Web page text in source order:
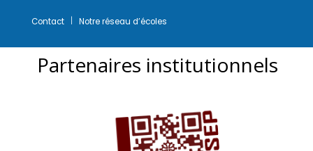
Contact Notre réseau d’écoles
Partenaires institutionnels